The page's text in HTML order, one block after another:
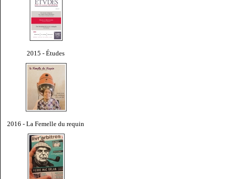
2015 - Études
2016 - La Femelle du requin